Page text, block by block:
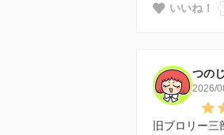
いいね！
つの
2026/
旧ブロリー